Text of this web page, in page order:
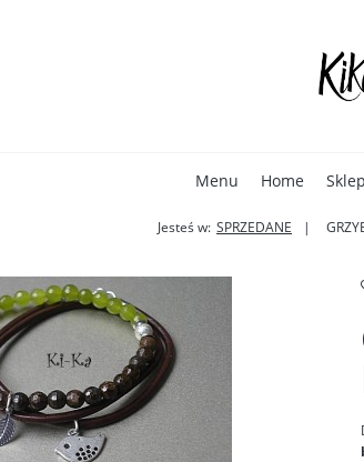
Menu Home Sklep
Jesteś w: SPRZEDANE